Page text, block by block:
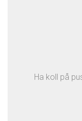
Ha koll på